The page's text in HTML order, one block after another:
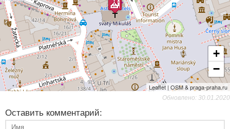
+
−
Leaflet | OSM & praga-praha.ru
Обновлено: 30.01.2020
Оставить комментарий: